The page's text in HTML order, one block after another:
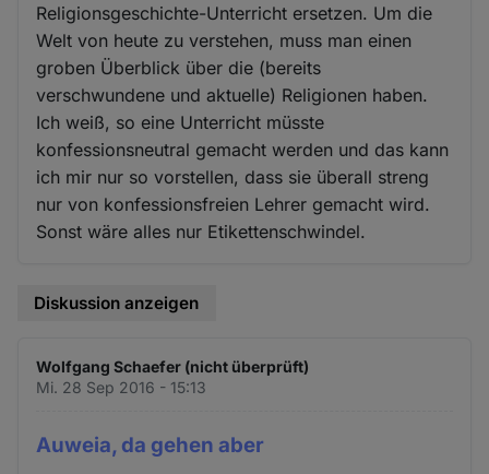
Religionsgeschichte-Unterricht ersetzen. Um die
Welt von heute zu verstehen, muss man einen
groben Überblick über die (bereits
verschwundene und aktuelle) Religionen haben.
Ich weiß, so eine Unterricht müsste
konfessionsneutral gemacht werden und das kann
ich mir nur so vorstellen, dass sie überall streng
nur von konfessionsfreien Lehrer gemacht wird.
Sonst wäre alles nur Etikettenschwindel.
Diskussion anzeigen
Wolfgang Schaefer (nicht überprüft)
Mi. 28 Sep 2016 - 15:13
Auweia, da gehen aber